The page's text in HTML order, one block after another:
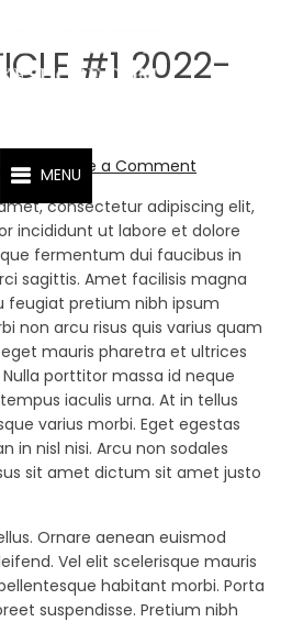
MENU
#1 2022-
Leave a Comment
consectetur adipiscing elit,
incididunt ut labore et dolore
fermentum dui faucibus in
sagittis. Amet facilisis magna
feugiat pretium nibh ipsum
non arcu risus quis varius quam
mauris pharetra et ultrices
porttitor massa id neque
iaculis urna. At in tellus
varius morbi. Eget egestas
in nisl nisi. Arcu non sodales
sit amet dictum sit amet justo
Ornare aenean euismod
Vel elit scelerisque mauris
habitant morbi. Porta
suspendisse. Pretium nibh